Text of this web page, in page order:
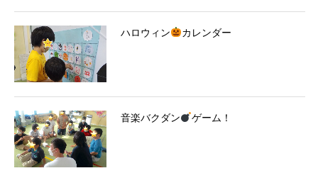
ハロウィン カレンダー
音楽バクダン ゲーム！